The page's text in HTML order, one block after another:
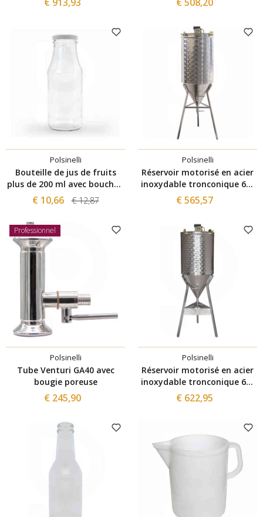
Polsinelli
Bouteille de jus de fruits
plus de 200 ml avec bouchon
(35 pcs)
€ 10,66 € 12,87
Polsinelli
Réservoir motorisé en acier
inoxydable tronconique 60°
100 L
€ 565,57
Professionnel
Polsinelli
Tube Venturi GA40 avec
bougie poreuse
€ 245,90
Polsinelli
Réservoir motorisé en acier
inoxydable tronconique 60°
150 L
€ 622,95